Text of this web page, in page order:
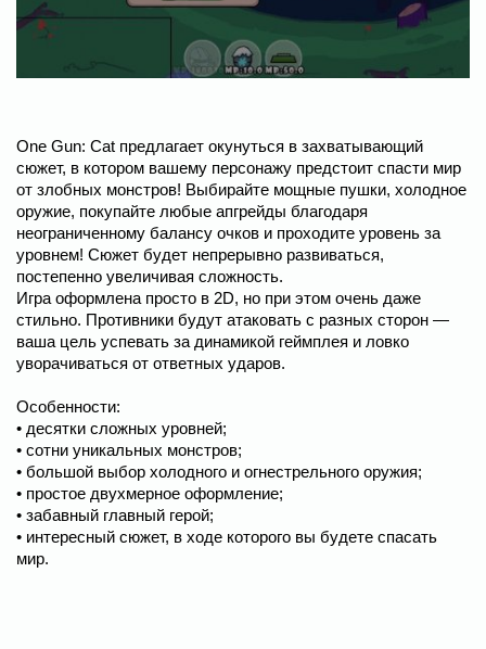
One Gun: Cat предлагает окунуться в захватывающий
сюжет, в котором вашему персонажу предстоит спасти мир
от злобных монстров! Выбирайте мощные пушки, холодное
оружие, покупайте любые апгрейды благодаря
неограниченному балансу очков и проходите уровень за
уровнем! Сюжет будет непрерывно развиваться,
постепенно увеличивая сложность.
Игра оформлена просто в 2D, но при этом очень даже
стильно. Противники будут атаковать с разных сторон —
ваша цель успевать за динамикой геймплея и ловко
уворачиваться от ответных ударов.
Особенности:
• десятки сложных уровней;
• сотни уникальных монстров;
• большой выбор холодного и огнестрельного оружия;
• простое двухмерное оформление;
• забавный главный герой;
• интересный сюжет, в ходе которого вы будете спасать
мир.